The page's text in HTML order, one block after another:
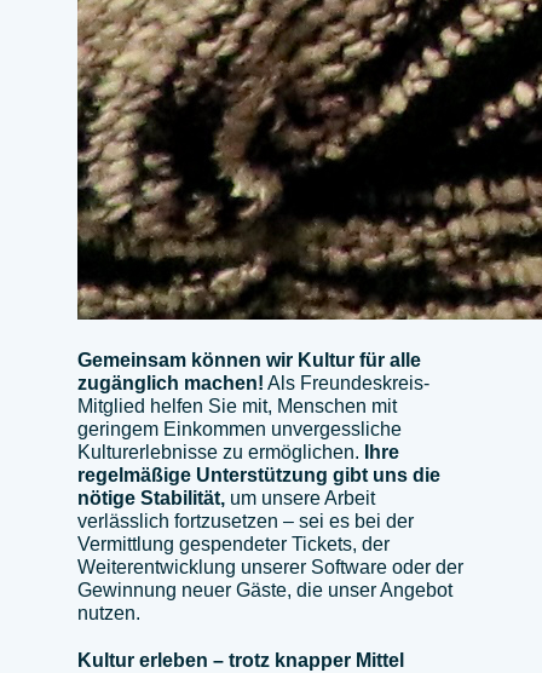
Gemeinsam können wir Kultur für alle
zugänglich machen! Als Freundeskreis-
Mitglied helfen Sie mit, Menschen mit
geringem Einkommen unvergessliche
Kulturerlebnisse zu ermöglichen.
Ihre
regelmäßige Unterstützung gibt uns die
nötige Stabilität, um unsere Arbeit
verlässlich fortzusetzen – sei es bei der
Vermittlung gespendeter Tickets, der
Weiterentwicklung unserer Software oder der
Gewinnung neuer Gäste, die unser Angebot
nutzen.
Kultur erleben – trotz knapper Mittel